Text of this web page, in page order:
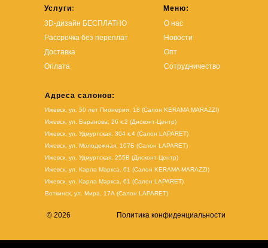
Услуги:
3D-дизайн БЕСПЛАТНО
Рассрочка без переплат
Доставка
Оплата
Меню:
О нас
Новости
Опт
Сотрудничество
Адреса салонов:
Ижевск, ул. 50 лет Пионерии, 18 (Салон KERAMA MARAZZI)
Ижевск, ул. Баранова, 26 к.2 (Дисконт-Центр)
Ижевск, ул. Удмуртская, 304 к.4 (Салон LAPARET)
Ижевск, ул. Молодежная, 107Б (Салон LAPARET)
Ижевск, ул. Удмуртская, 255В (Дисконт-Центр)
Ижевск, ул. Карла Маркса, 61 (Салон KERAMA MARAZZI)
Ижевск, ул. Карла Маркса, 61 (Салон LAPARET)
Воткинск, ул. Мира, 17А (Салон LAPARET)
© 2026 Политика конфиденциальности